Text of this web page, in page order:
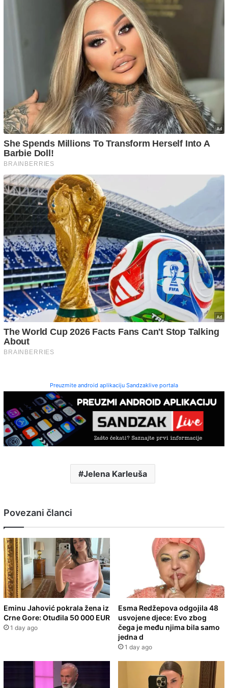
Preuzmite android aplikaciju Sandzaklive portala
Jelena Karleuša
Povezani članci
Eminu Jahović pokrala žena iz
Crne Gore: Otuđila 50 000 EUR
1 day ago
Esma Redžepova odgojila 48
usvojene djece: Evo zbog
čega je među njima bila samo
jedna d
1 day ago